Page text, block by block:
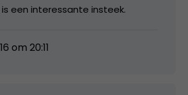
een interessante insteek.
om 20:11